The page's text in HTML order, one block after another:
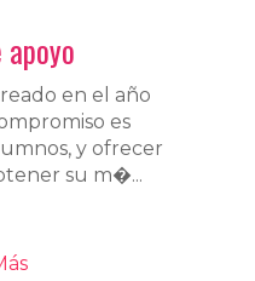
en el año
es
y ofrecer
su m�...